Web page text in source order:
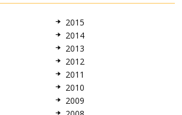
2015
2014
2013
2012
2011
2010
2009